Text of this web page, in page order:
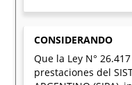
CONSIDERANDO
Que la Ley N°
prestaciones del